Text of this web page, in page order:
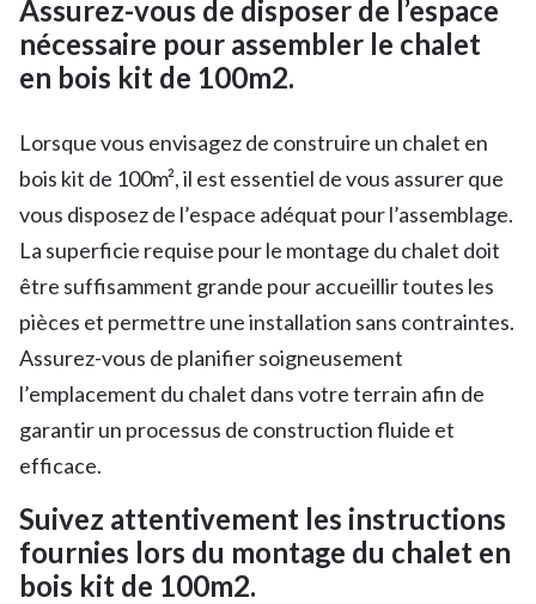
Assurez-vous de disposer de l’espace
nécessaire pour assembler le chalet
en bois kit de 100m2.
Lorsque vous envisagez de construire un chalet en
bois kit de 100m², il est essentiel de vous assurer que
vous disposez de l’espace adéquat pour l’assemblage.
La superficie requise pour le montage du chalet doit
être suffisamment grande pour accueillir toutes les
pièces et permettre une installation sans contraintes.
Assurez-vous de planifier soigneusement
l’emplacement du chalet dans votre terrain afin de
garantir un processus de construction fluide et
efficace.
Suivez attentivement les instructions
fournies lors du montage du chalet en
bois kit de 100m2.